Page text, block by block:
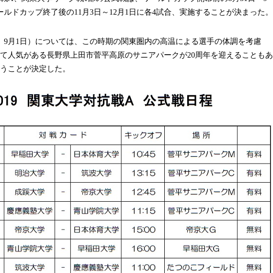
ルドカップ終了後の11月3日～12月1日に各4試合、実施することが決まった。
月1日）については、この時期の関東圏内の高温による選手の体調を考慮
人気がある長野県上田市菅平高原のサニアパークが20周年を迎えることもあ
ことが決定した。